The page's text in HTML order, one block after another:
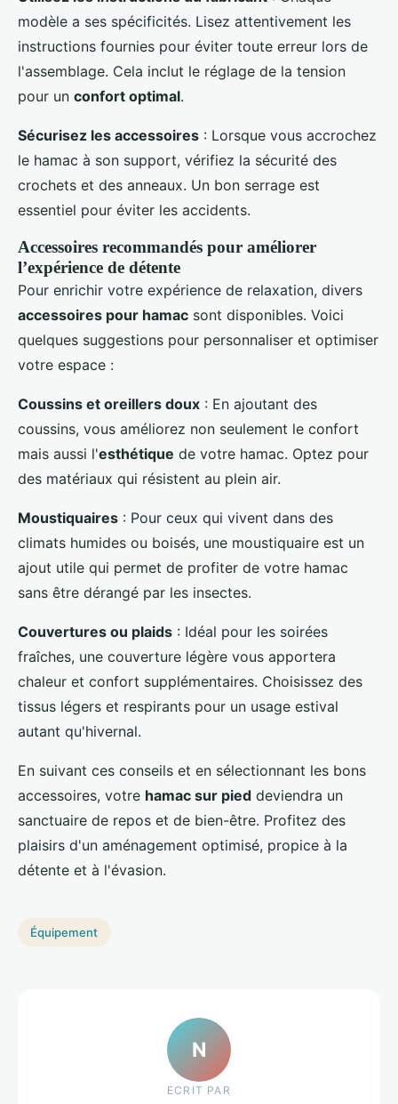
modèle a ses spécificités. Lisez attentivement les
instructions fournies pour éviter toute erreur lors de
l'assemblage. Cela inclut le réglage de la tension
pour un confort optimal.
Sécurisez les accessoires : Lorsque vous accrochez
le hamac à son support, vérifiez la sécurité des
crochets et des anneaux. Un bon serrage est
essentiel pour éviter les accidents.
Accessoires recommandés pour améliorer
l’expérience de détente
Pour enrichir votre expérience de relaxation, divers
accessoires pour hamac sont disponibles. Voici
quelques suggestions pour personnaliser et optimiser
votre espace :
Coussins et oreillers doux : En ajoutant des
coussins, vous améliorez non seulement le confort
mais aussi l'esthétique de votre hamac. Optez pour
des matériaux qui résistent au plein air.
Moustiquaires : Pour ceux qui vivent dans des
climats humides ou boisés, une moustiquaire est un
ajout utile qui permet de profiter de votre hamac
sans être dérangé par les insectes.
Couvertures ou plaids : Idéal pour les soirées
fraîches, une couverture légère vous apportera
chaleur et confort supplémentaires. Choisissez des
tissus légers et respirants pour un usage estival
autant qu'hivernal.
En suivant ces conseils et en sélectionnant les bons
accessoires, votre hamac sur pied deviendra un
sanctuaire de repos et de bien-être. Profitez des
plaisirs d'un aménagement optimisé, propice à la
détente et à l'évasion.
Équipement
N
ECRIT PAR